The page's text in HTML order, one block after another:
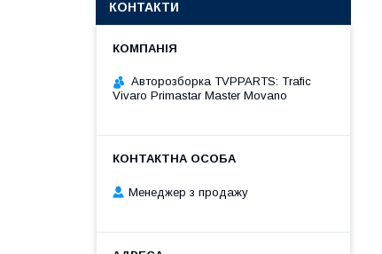
КОНТАКТИ
Авторозборка TVPPARTS: Trafic
Vivaro Primastar Master Movano
Менеджер з продажу